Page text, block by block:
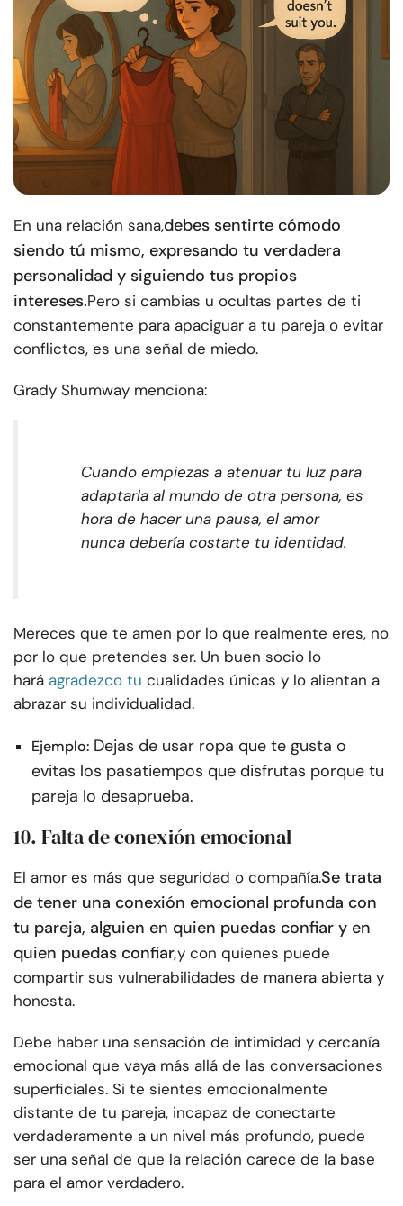
En una relación sana,debes sentirte cómodo
siendo tú mismo, expresando tu verdadera
personalidad y siguiendo tus propios
intereses.Pero si cambias u ocultas partes de ti
constantemente para apaciguar a tu pareja o evitar
conflictos, es una señal de miedo.
Grady Shumway menciona:
Cuando empiezas a atenuar tu luz para
adaptarla al mundo de otra persona, es
hora de hacer una pausa, el amor
nunca debería costarte tu identidad.
Mereces que te amen por lo que realmente eres, no
por lo que pretendes ser. Un buen socio lo
hará agradezco tu cualidades únicas y lo alientan a
abrazar su individualidad.
Ejemplo: Dejas de usar ropa que te gusta o
evitas los pasatiempos que disfrutas porque tu
pareja lo desaprueba.
10. Falta de conexión emocional
El amor es más que seguridad o compañía.Se trata
de tener una conexión emocional profunda con
tu pareja, alguien en quien puedas confiar y en
quien puedas confiar,y con quienes puede
compartir sus vulnerabilidades de manera abierta y
honesta.
Debe haber una sensación de intimidad y cercanía
emocional que vaya más allá de las conversaciones
superficiales. Si te sientes emocionalmente
distante de tu pareja, incapaz de conectarte
verdaderamente a un nivel más profundo, puede
ser una señal de que la relación carece de la base
para el amor verdadero.